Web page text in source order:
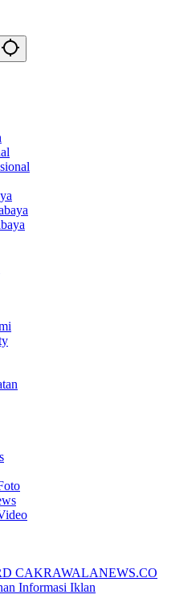
CAKRAWALANEWS.CO
Informasi Iklan